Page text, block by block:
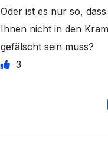
Oder ist es nur so,
Ihnen nicht in den
gefälscht sein muss?
3